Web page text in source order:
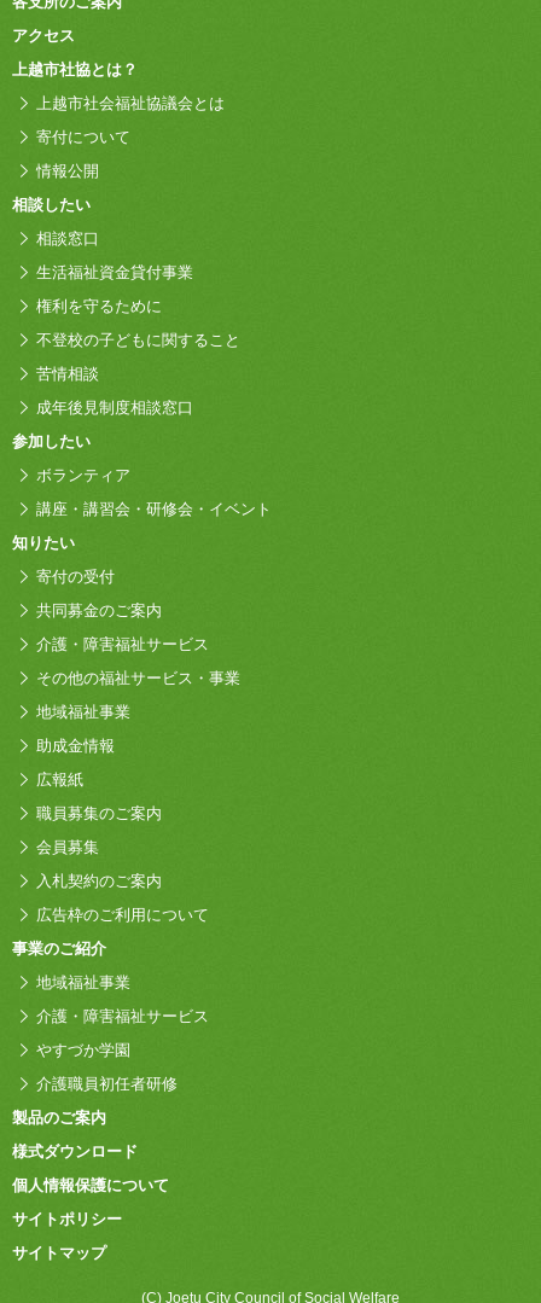
アクセス
上越市社協とは？
上越市社会福祉協議会とは
寄付について
情報公開
相談したい
相談窓口
生活福祉資金貸付事業
権利を守るために
不登校の子どもに関すること
苦情相談
成年後見制度相談窓口
参加したい
ボランティア
講座・講習会・研修会・イベント
知りたい
寄付の受付
共同募金のご案内
介護・障害福祉サービス
その他の福祉サービス・事業
地域福祉事業
助成金情報
広報紙
職員募集のご案内
会員募集
入札契約のご案内
広告枠のご利用について
事業のご紹介
地域福祉事業
介護・障害福祉サービス
やすづか学園
介護職員初任者研修
製品のご案内
様式ダウンロード
個人情報保護について
サイトポリシー
サイトマップ
(C) Joetu City Council of Social Welfare